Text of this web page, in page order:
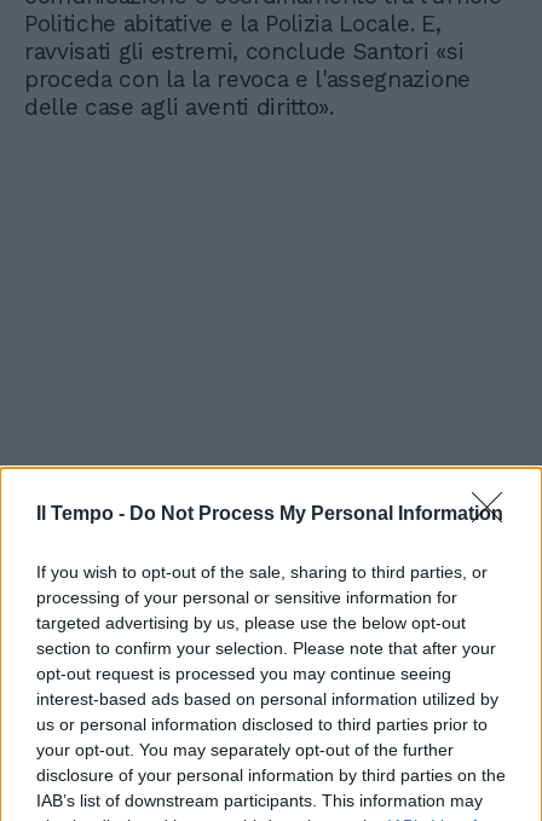
Il Tempo - Do Not Process My Personal Information
If you wish to opt-out of the sale, sharing to third parties, or
processing of your personal or sensitive information for
targeted advertising by us, please use the below opt-out
section to confirm your selection. Please note that after your
opt-out request is processed you may continue seeing
interest-based ads based on personal information utilized by
us or personal information disclosed to third parties prior to
your opt-out. You may separately opt-out of the further
disclosure of your personal information by third parties on the
IAB’s list of downstream participants. This information may
Politiche abitative e la Polizia Locale. E,
ravvisati gli estremi, conclude Santori «si
proceda con la la revoca e l'assegnazione
delle case agli aventi diritto».
In evidenza